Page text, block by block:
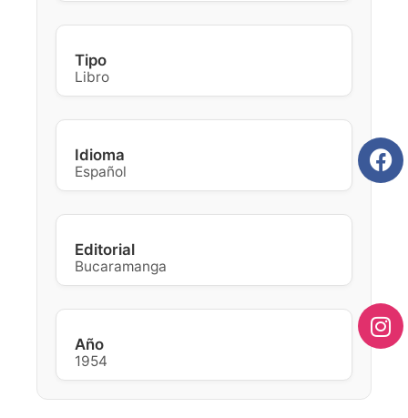
Tipo
Libro
Idioma
Español
Editorial
Bucaramanga
Año
1954